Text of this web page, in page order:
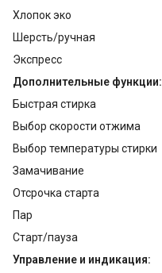
Хлопок эко
Шерсть/ручная
Экспресс
Дополнительные функции:
Быстрая стирка
Выбор скорости отжима
Выбор температуры стирки
Замачивание
Отсрочка старта
Пар
Старт/пауза
Управление и индикация: